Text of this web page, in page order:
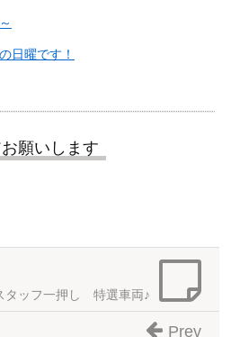
日曜です！
願いします
ッフ一押し 特選車両♪
Prev